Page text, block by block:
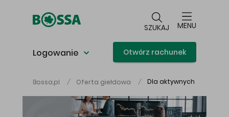
SZUKAJ MENU
Logowanie Otwórz rachunek
Bossa.pl Oferta giełdowa Dla aktywnych